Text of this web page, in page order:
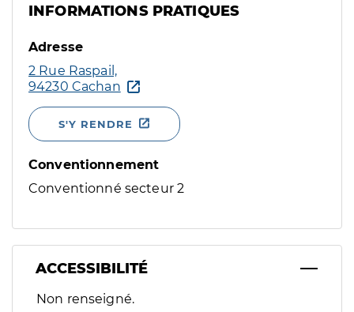
INFORMATIONS PRATIQUES
Adresse
2 Rue Raspail,
94230 Cachan
S'Y RENDRE
Conventionnement
Conventionné secteur 2
ACCESSIBILITÉ
Filtres
Sélectionnez un ou plusieurs handicaps/besoins
Non renseigné.